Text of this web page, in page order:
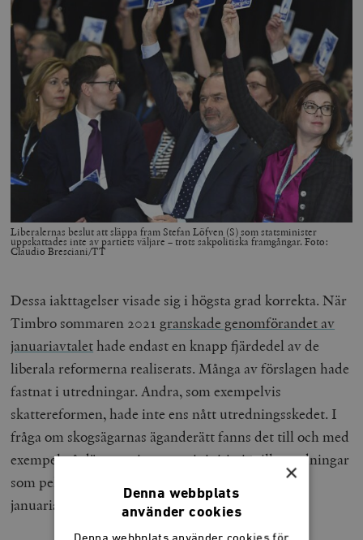
Liberalernas beslut att släppa fram Stefan Löfven (S) som statsminister
uppskattades inte av partiets väljare – trots sakpolitiska framgångar. Foto:
Claudio Bresciani/TT
Dessa iakttagelser visade sig i högsta grad korrekta. När
Timbro sommaren 2021 granskade genomförandet av
januariavtalethade endast en knapp fjärdedel av de
liberala reformerna realiserats. Många av förslagen hade
fastnat i utredningar. Andra, som exempelvis
skattereformen, hade inte ens nått utredningsskedet. I
fråga om skogsägarnas äganderätt fanns det till och med
exempel på där regeringen tagit initiativ till utredningar
som pekade i en helt annan riktning jämfört med
januariavtalet.
×
Denna webbplats
använder cookies